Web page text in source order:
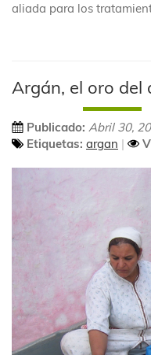
aliada para los
Argán, el oro del
Publicado: Abril 30,
Etiquetas: argan